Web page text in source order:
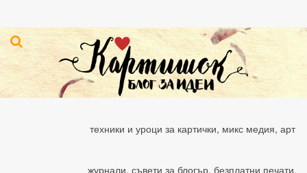
техники и уроци за картички, микс медия, арт
журнали, съвети за блогър, безплатни печати,